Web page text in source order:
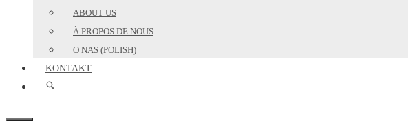
ABOUT US
À PROPOS DE NOUS
O NAS (POLISH)
KONTAKT